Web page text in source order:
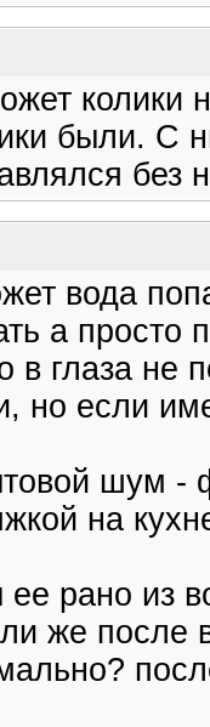
колики
были. С
вода
а
глаза не
но если
шум -
на
рано из
же после